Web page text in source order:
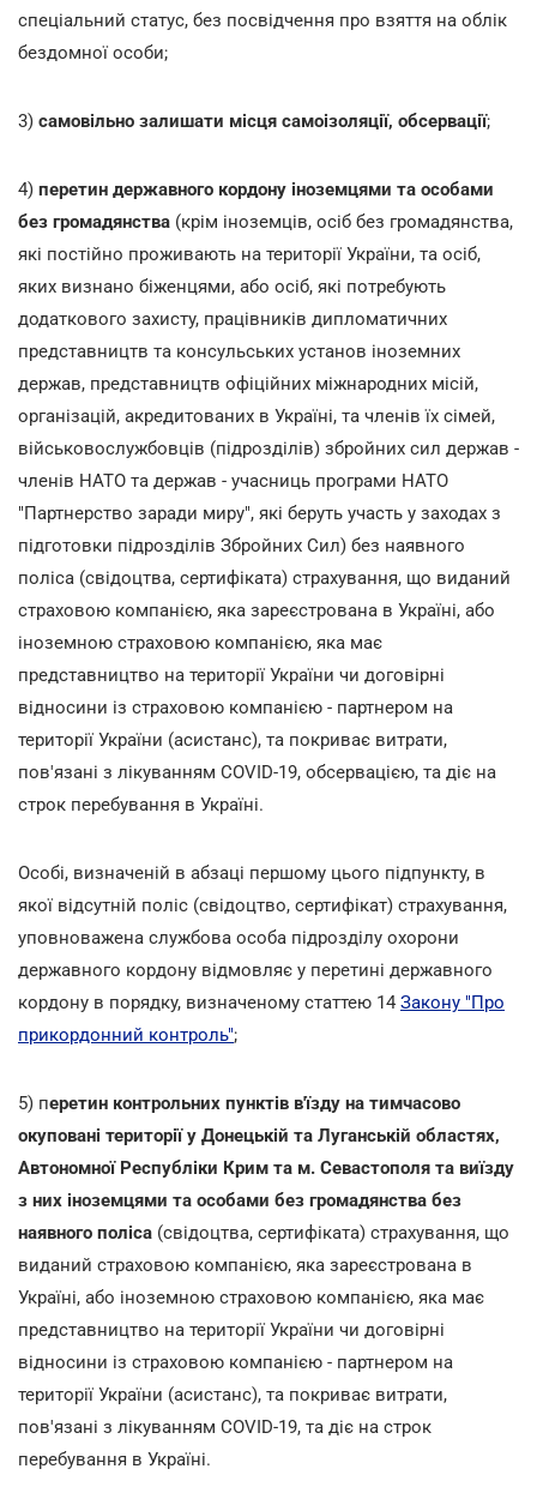
спеціальний статус, без посвідчення про взяття на облік
бездомної особи;
3) самовільно залишати місця самоізоляції, обсервації;
4) перетин державного кордону іноземцями та особами
без громадянства (крім іноземців, осіб без громадянства,
які постійно проживають на території України, та осіб,
яких визнано біженцями, або осіб, які потребують
додаткового захисту, працівників дипломатичних
представництв та консульських установ іноземних
держав, представництв офіційних міжнародних місій,
організацій, акредитованих в Україні, та членів їх сімей,
військовослужбовців (підрозділів) збройних сил держав -
членів НАТО та держав - учасниць програми НАТО
"Партнерство заради миру", які беруть участь у заходах з
підготовки підрозділів Збройних Сил) без наявного
поліса (свідоцтва, сертифіката) страхування, що виданий
страховою компанією, яка зареєстрована в Україні, або
іноземною страховою компанією, яка має
представництво на території України чи договірні
відносини із страховою компанією - партнером на
території України (асистанс), та покриває витрати,
пов'язані з лікуванням COVID-19, обсервацією, та діє на
строк перебування в Україні.
Особі, визначеній в абзаці першому цього підпункту, в
якої відсутній поліс (свідоцтво, сертифікат) страхування,
уповноважена службова особа підрозділу охорони
державного кордону відмовляє у перетині державного
кордону в порядку, визначеному статтею 14 Закону "Про
прикордонний контроль";
5) перетин контрольних пунктів в'їзду на тимчасово
окуповані території у Донецькій та Луганській областях,
Автономної Республіки Крим та м. Севастополя та виїзду
з них іноземцями та особами без громадянства без
наявного поліса (свідоцтва, сертифіката) страхування, що
виданий страховою компанією, яка зареєстрована в
Україні, або іноземною страховою компанією, яка має
представництво на території України чи договірні
відносини із страховою компанією - партнером на
території України (асистанс), та покриває витрати,
пов'язані з лікуванням COVID-19, та діє на строк
перебування в Україні.